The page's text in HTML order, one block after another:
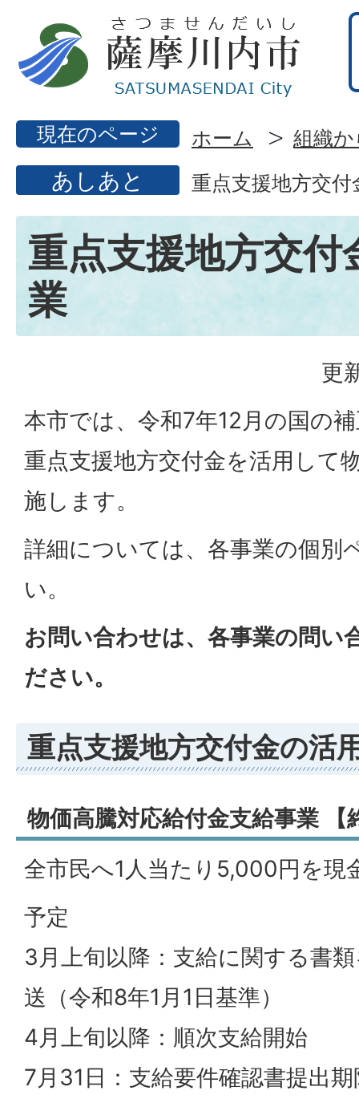
現在のページ ホーム 組織
あしあと 重点支援地方交付
重点支援地方交付
業
更
本市では、令和7年12月の国の
重点支援地方交付金を活用して
施します。
詳細については、各事業の個別
い。
お問い合わせは、各事業の問い
ださい。
重点支援地方交付金の活
物価高騰対応給付金支給事業【
全市民へ1人当たり5,000円を現
予定
3月上旬以降：支給に関する書
送（令和8年1月1日基準）
4月上旬以降：順次支給開始
7月31日：支給要件確認書提出期